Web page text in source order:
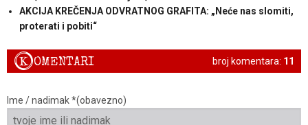
AKCIJA KREČENJA ODVRATNOG GRAFITA: „Neće nas slomiti,
proterati i pobiti“
broj komentara: 11
KOMENTARI
Ime / nadimak *(obavezno)